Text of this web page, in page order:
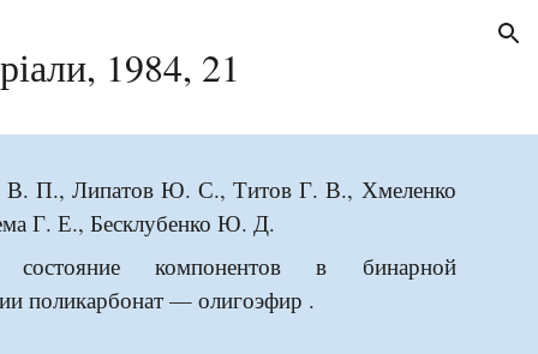
1984, 21
В. П., Липатов Ю. С., Титов Г. В., Хмеленко
Г. Е., Бесклубенко Ю. Д.
состояние компонентов в бинарной
поликарбонат — олигоэфир .